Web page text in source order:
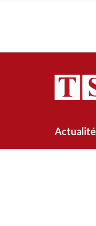
Actualité